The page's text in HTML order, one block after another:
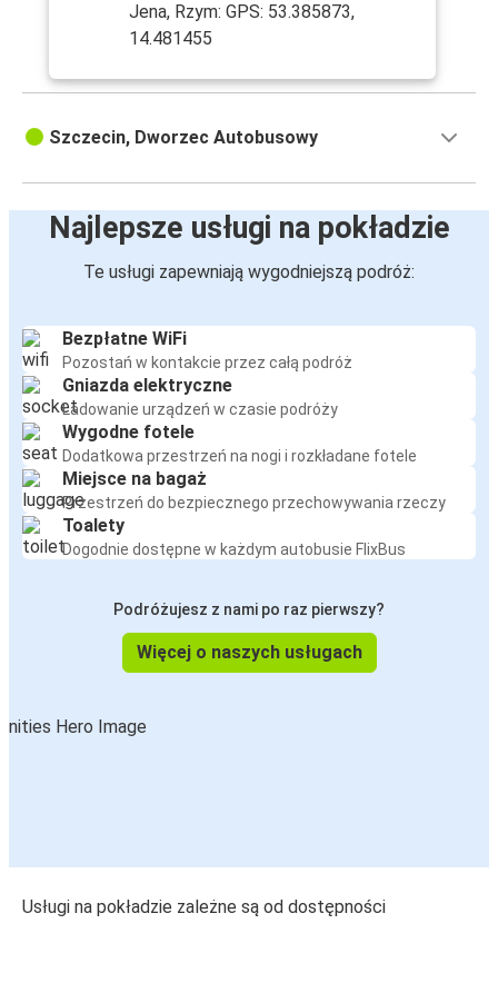
Jena, Rzym: GPS: 53.385873,
14.481455
Szczecin, Dworzec Autobusowy
Najlepsze usługi na pokładzie
Te usługi zapewniają wygodniejszą podróż:
Bezpłatne WiFi
Pozostań w kontakcie przez całą podróż
Gniazda elektryczne
Ładowanie urządzeń w czasie podróży
Wygodne fotele
Dodatkowa przestrzeń na nogi i rozkładane fotele
Miejsce na bagaż
Przestrzeń do bezpiecznego przechowywania rzeczy
Toalety
Dogodnie dostępne w każdym autobusie FlixBus
Podróżujesz z nami po raz pierwszy?
Więcej o naszych usługach
Usługi na pokładzie zależne są od dostępności